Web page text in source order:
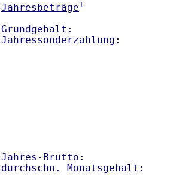
Jahresbeträge1
Grundgehalt:
Jahres-Brutto: